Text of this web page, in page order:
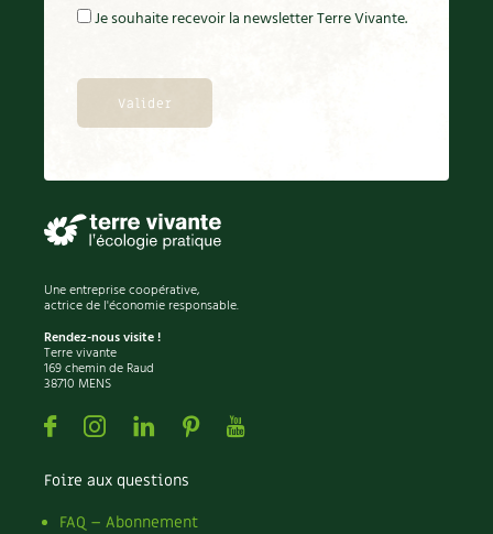
Vivre l’écologie
Protéger la nature
Autonomie
Je souhaite recevoir la newsletter Terre Vivante.
Une entreprise coopérative,
actrice de l'économie responsable.
Rendez-nous visite !
Terre vivante
169 chemin de Raud
38710 MENS
FacebookInstagramLinkedin
PinterestYoutube
Foire aux questions
FAQ – Abonnement